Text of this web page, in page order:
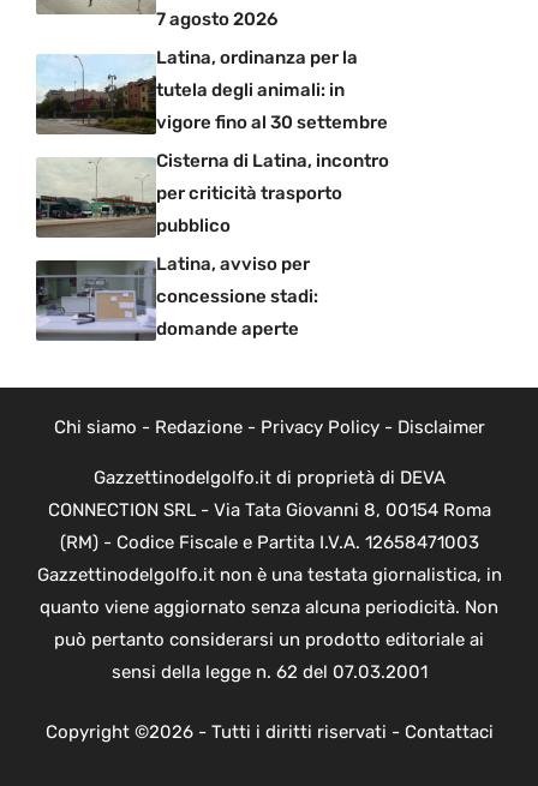
7 agosto 2026
Latina, ordinanza per la
tutela degli animali: in
vigore fino al 30 settembre
Cisterna di Latina, incontro
per criticità trasporto
pubblico
Latina, avviso per
concessione stadi:
domande aperte
Chi siamo - Redazione- Privacy Policy- Disclaimer
Gazzettinodelgolfo.it di proprietà di DEVA
CONNECTION SRL - Via Tata Giovanni 8, 00154 Roma
(RM) - Codice Fiscale e Partita I.V.A. 12658471003
Gazzettinodelgolfo.it non è una testata giornalistica, in
quanto viene aggiornato senza alcuna periodicità. Non
può pertanto considerarsi un prodotto editoriale ai
sensi della legge n. 62 del 07.03.2001
Copyright ©2026 - Tutti i diritti riservati - Contattaci